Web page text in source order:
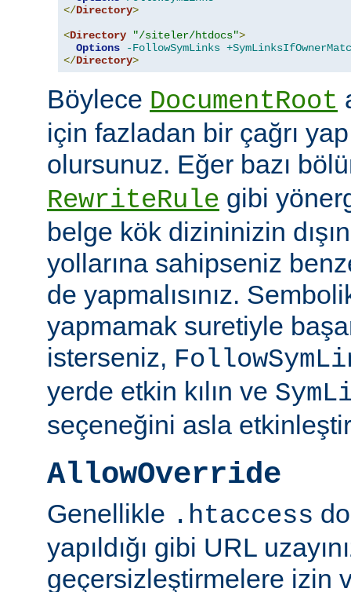
</Directory>
<Directory "/siteler/htdocs">
Options
-FollowSymLinks
</Directory>
Böylece DocumentRoot
için fazladan bir çağrı
olursunuz. Eğer bazı
RewriteRule gibi
belge kök dizininizin
yollarına sahipseniz
de yapmalısınız.
yapmamak suretiyle
isterseniz,
yerde etkin kılın ve
seçeneğini asla
AllowOverride
Genellikle .htaccess
yapıldığı gibi URL
geçersizleştirmelere izin